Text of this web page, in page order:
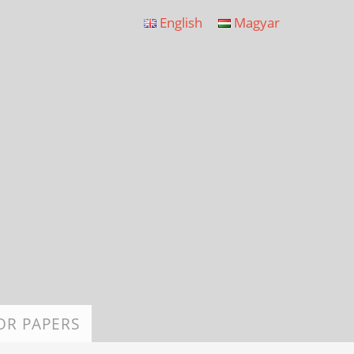
English Magyar
PAPERS